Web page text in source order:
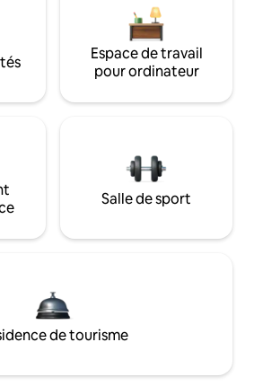
Espace de travail
pour ordinateur
Salle de sport
de tourisme